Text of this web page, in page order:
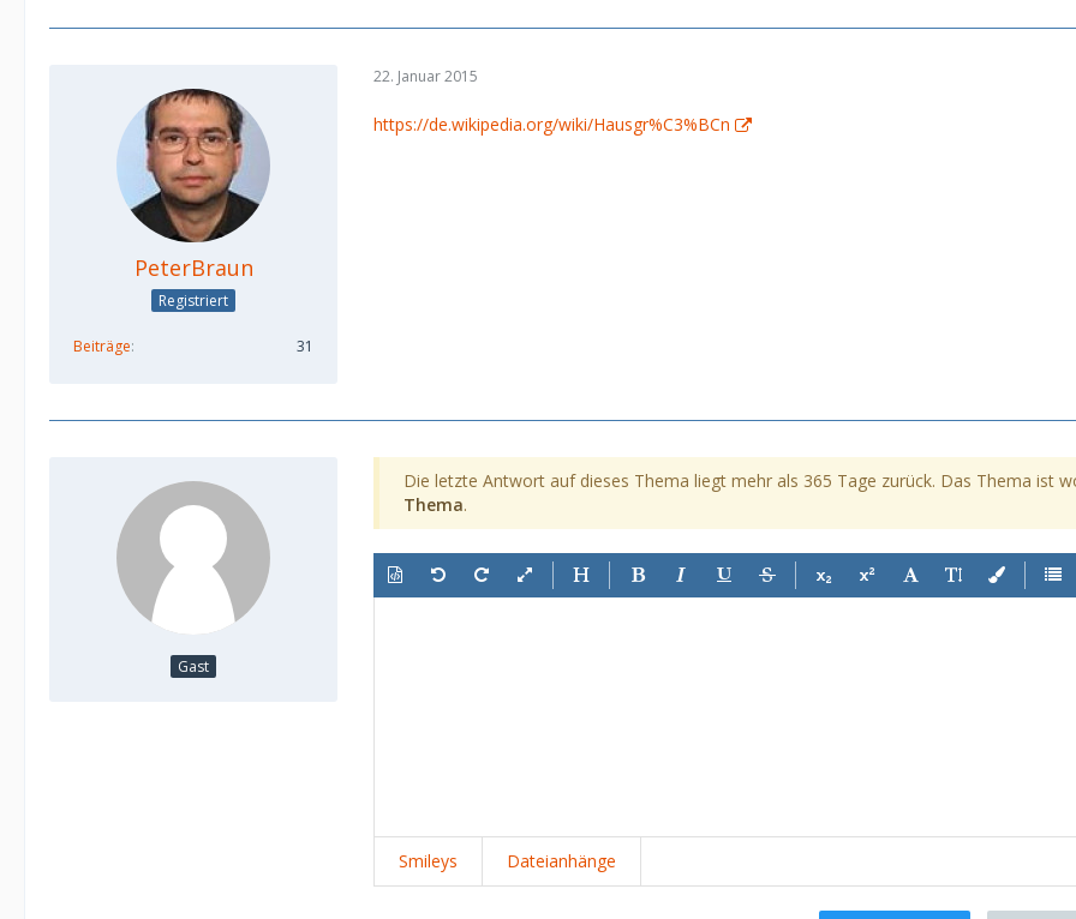
PeterBraun
Registriert
Beiträge 31
22. Januar 2015
https://de.wikipedia.org/wiki/Hausgr%C3%BCn
Gast
Die letzte Antwort auf dieses Thema liegt mehr als 365 Tage zurück. Das Thema ist
Thema.
Smileys Dateianhänge